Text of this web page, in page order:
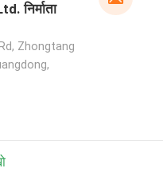
निर्माता
Zhongtang